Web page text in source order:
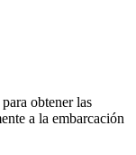
obtener las
a la embarcación